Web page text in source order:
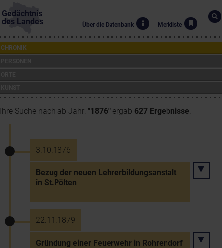
Gedächtnis
des Landes
Über die Datenbank Merkliste
CHRONIK
Ihre Suche nach ab Jahr: "1876" ergab 627 Ergebnisse.
3.10.1876
Bezug der neuen Lehrerbildungsanstalt
in St.Pölten
22.11.1879
Gründung einer Feuerwehr in Rohrendorf